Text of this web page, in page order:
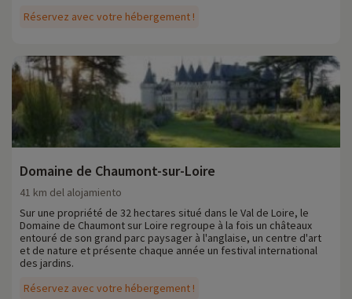
Réservez avec votre hébergement !
Domaine de Chaumont-sur-Loire
Réservez avec votre hébergement !
41 km del alojamiento
Sur une propriété de 32 hectares situé dans le Val de Loire, le
Domaine de Chaumont sur Loire regroupe à la fois un châteaux
entouré de son grand parc paysager à l'anglaise, un centre d'art
et de nature et présente chaque année un festival international
des jardins.